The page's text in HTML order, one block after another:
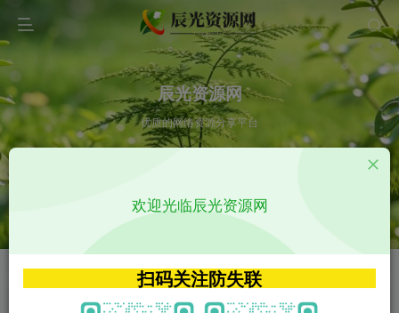
辰光资源网
优质的网络资源分享平台
VIP特权介绍 APP源码
VIP特权介绍
火
影视源码
欢迎光临辰光资源网
扫码关注防失联